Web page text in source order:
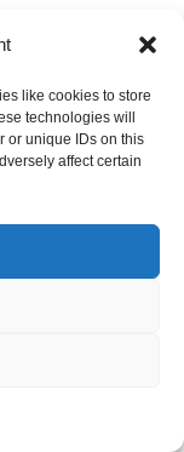
like cookies to store
technologies will
or unique IDs on this
affect certain
2025.11.07
去
樂去.